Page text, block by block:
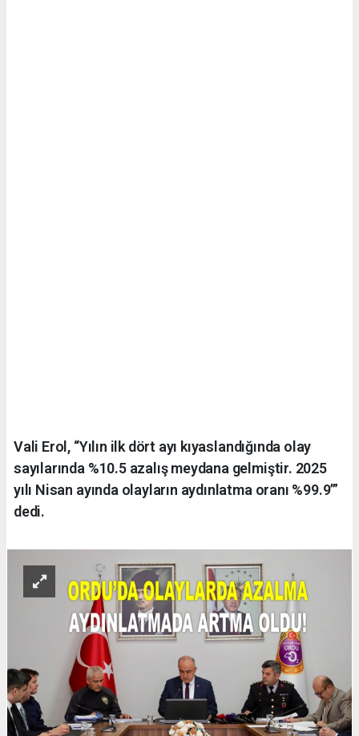
Vali Erol, “Yılın ilk dört ayı kıyaslandığında olay
sayılarında %10.5 azalış meydana gelmiştir. 2025
yılı Nisan ayında olayların aydınlatma oranı %99.9’”
dedi.